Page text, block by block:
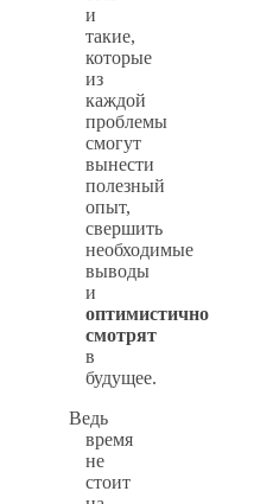
и
такие,
которые
из
каждой
проблемы
смогут
вынести
полезный
опыт,
свершить
необходимые
выводы
и
оптимистично
смотрят
в
будущее.
Ведь
время
не
стоит